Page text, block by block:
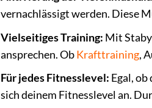
vernachlässigt werden. Diese
Vielseitiges Training: Mit
ansprechen. ObKrafttraining,
Für jedes Fitnesslevel: Egal,
sich deinem Fitnesslevel an.